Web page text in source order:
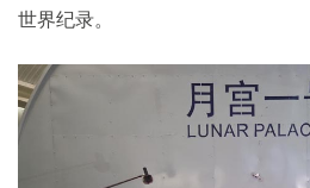
世界纪录。